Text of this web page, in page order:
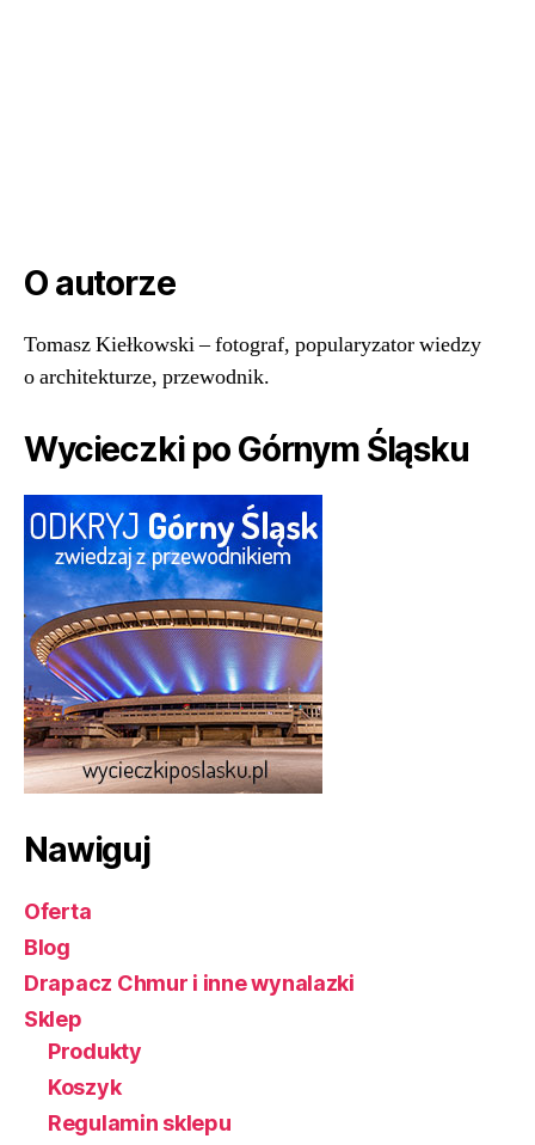
O autorze
Tomasz Kiełkowski – fotograf, popularyzator wiedzy
o architekturze, przewodnik.
Wycieczki po Górnym Śląsku
Nawiguj
Oferta
Blog
Drapacz Chmur i inne wynalazki
Sklep
Produkty
Koszyk
Regulamin sklepu